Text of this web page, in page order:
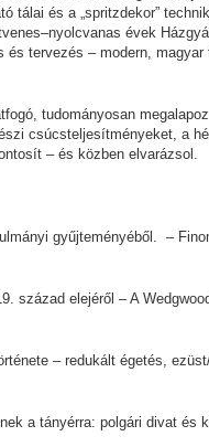
tálai és a „spritzdekor”
évek
tervezés – modern, magyar
tudományosan
csúcsteljesítményeket, a
– és közben elvarázsol.
gyűjteményéből. –
század elejéről – A
– redukált égetés,
a tányérra: polgári divat és